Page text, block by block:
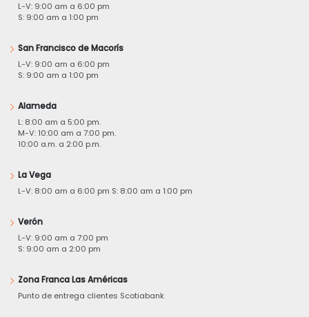
L-V: 9:00 am a 6:00 pm
S: 9:00 am a 1:00 pm
San Francisco de Macorís
L-V: 9:00 am a 6:00 pm
S: 9:00 am a 1:00 pm
Alameda
L: 8:00 am a 5:00 pm.
M-V: 10:00 am a 7:00 pm.
10:00 a.m. a 2:00 p.m.
La Vega
L-V: 8:00 am a 6:00 pm S: 8:00 am a 1:00 pm
Verón
L-V: 9:00 am a 7:00 pm
S: 9:00 am a 2:00 pm
Zona Franca Las Américas
Punto de entrega clientes Scotiabank